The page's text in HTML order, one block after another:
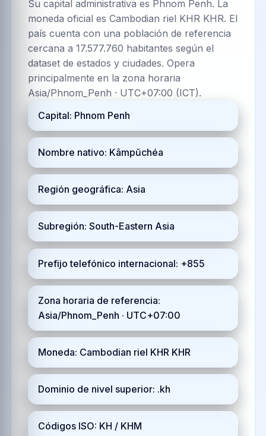
Su capital administrativa es Phnom Penh. La
moneda oficial es Cambodian riel KHR KHR. El
país cuenta con una población de referencia
cercana a 17.577.760 habitantes según el
dataset de estados y ciudades. Opera
principalmente en la zona horaria
Asia/Phnom_Penh · UTC+07:00 (ICT).
Capital: Phnom Penh
Nombre nativo: Kâmpŭchéa
Región geográfica: Asia
Subregión: South-Eastern Asia
Prefijo telefónico internacional: +855
Zona horaria de referencia:
Asia/Phnom_Penh · UTC+07:00
Moneda: Cambodian riel KHR KHR
Dominio de nivel superior: .kh
Códigos ISO: KH / KHM